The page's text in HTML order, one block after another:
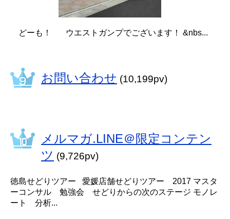
どーも！ ウエストガンプでございます！ &nbs...
お問い合わせ (10,199pv)
メルマガ.LINE＠限定コンテン
ツ (9,726pv)
徳島せどりツアー 愛媛店舗せどりツアー 2017 マスタ
ーコンサル 勉強会 せどりからの次のステージ モノレ
ート 分析...